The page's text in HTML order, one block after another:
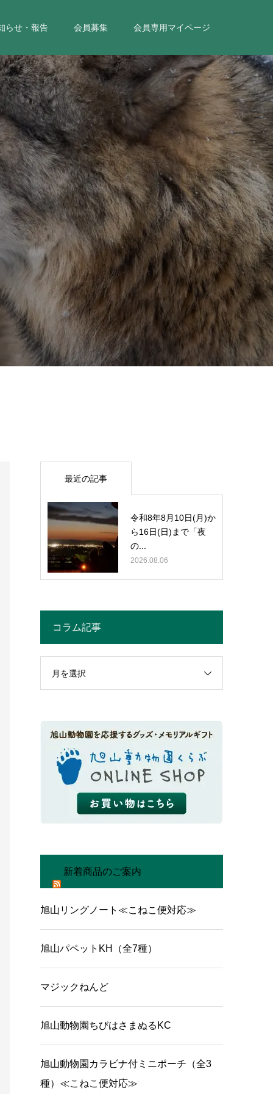
らせ・報告 会員募集 会員専用マイページ
最近の記事
令和8年8月10日(月)か
ら16日(日)まで「夜
の...
2026.08.06
コラム記事
月を選択
新着商品のご案内
旭山リングノート≪こねこ便対応≫
旭山パペットKH（全7種）
マジックねんど
旭山動物園ちびはさまぬるKC
旭山動物園カラビナ付ミニポーチ（全3
種）≪こねこ便対応≫